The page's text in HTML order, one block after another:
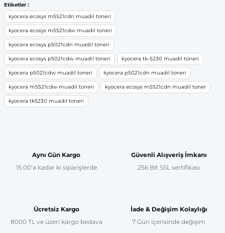
Bu ürünün fiyat bilgisi, resim, ürün açıklamalarında ve diğer
konularda yetersiz gördüğünüz noktaları öneri formunu
kullanarak tarafımıza iletebilirsiniz.
Görüş ve önerileriniz için teşekkür ederiz.
Ürün resmi kalitesiz, bozuk veya görüntülenemiyor.
Ürün açıklamasında eksik bilgiler bulunuyor.
Ürün bilgilerinde hatalar bulunuyor.
Ürün fiyatı diğer sitelerden daha pahalı.
Etiketler :
kyocera ecosys m5521cdn muadil toneri
kyocera ecosys m5521cdw muadil toneri
kyocera ecosys p5021cdn muadil toneri
kyocera ecosys p5021cdw muadil toneri kyocera tk-5230 muadil toneri
kyocera p5021cdw muadil toneri kyocera p5021cdn muadil toneri
kyocera m5521cdw muadil toneri kyocera ecosys m5521cdn muadil toner
kyocera tk5230 muadil toneri
Aynı Gün Kargo
15:00’a kadar ki siparişlerde
Güvenli Alışveriş İmkanı
256 Bit SSL sertifikası
Ücretsiz Kargo
8000 TL ve üzeri kargo bedava
İade & Değişim Kolaylığı
7 Gün içerisinde değişim